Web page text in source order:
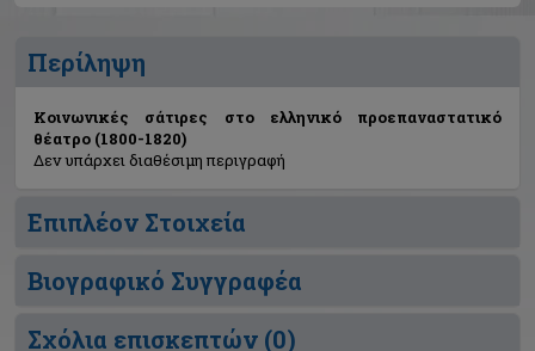
Περίληψη
Κοινωνικές σάτιρες στο ελληνικό προεπαναστατικό
θέατρο (1800-1820)
Δεν υπάρχει διαθέσιμη περιγραφή
Επιπλέον Στοιχεία
Βιογραφικό Συγγραφέα
Σχόλια επισκεπτών (0)